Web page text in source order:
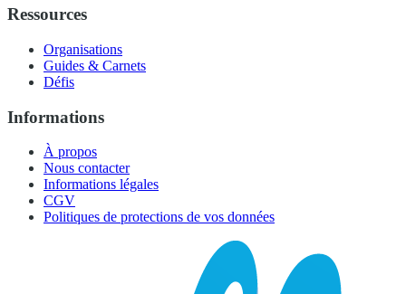
Ressources
Organisations
Guides & Carnets
Défis
Informations
À propos
Nous contacter
Informations légales
CGV
Politiques de protections de vos données